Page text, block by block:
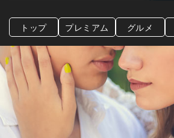
トップ プレミアム グルメ